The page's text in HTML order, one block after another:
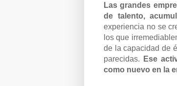
Las grandes
de talento,
experiencia no se
los que
de la capacidad de
parecidas.
Ese
como nuevo en la